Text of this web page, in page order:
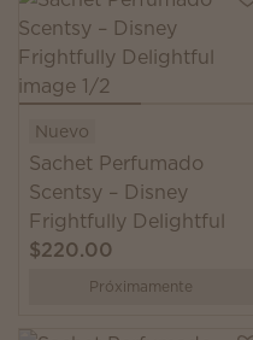
Nuevo
Sachet Perfumado
Scentsy – Disney
Frightfully Delightful
$220.00
Próximamente